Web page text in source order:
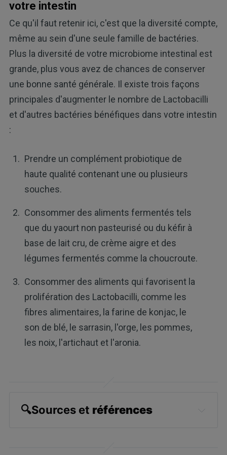
votre intestin
Ce qu'il faut retenir ici, c'est que la diversité compte,
même au sein d'une seule famille de bactéries.
Plus la diversité de votre microbiome intestinal est
grande, plus vous avez de chances de conserver
une bonne santé générale. Il existe trois façons
principales d'augmenter le nombre de Lactobacilli
et d'autres bactéries bénéfiques dans votre intestin
:
Prendre un complément probiotique de
haute qualité contenant une ou plusieurs
souches.
Consommer des aliments fermentés tels
que du yaourt non pasteurisé ou du kéfir à
base de lait cru, de crème aigre et des
légumes fermentés comme la choucroute.
Consommer des aliments qui favorisent la
prolifération des Lactobacilli, comme les
fibres alimentaires, la farine de konjac, le
son de blé, le sarrasin, l'orge, les pommes,
les noix, l'artichaut et l'aronia.
🔍Sources et références